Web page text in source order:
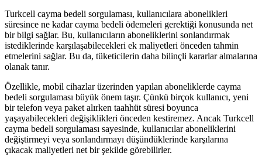
Turkcell cayma bedeli sorgulaması, kullanıcılara abonelikleri
süresince ne kadar cayma bedeli ödemeleri gerektiği konusunda net
bir bilgi sağlar. Bu, kullanıcıların aboneliklerini sonlandırmak
istediklerinde karşılaşabilecekleri ek maliyetleri önceden tahmin
etmelerini sağlar. Bu da, tüketicilerin daha bilinçli kararlar almalarına
olanak tanır.
Özellikle, mobil cihazlar üzerinden yapılan aboneliklerde cayma
bedeli sorgulaması büyük önem taşır. Çünkü birçok kullanıcı, yeni
bir telefon veya paket alırken taahhüt süresi boyunca
yaşayabilecekleri değişiklikleri önceden kestiremez. Ancak Turkcell
cayma bedeli sorgulaması sayesinde, kullanıcılar aboneliklerini
değiştirmeyi veya sonlandırmayı düşündüklerinde karşılarına
çıkacak maliyetleri net bir şekilde görebilirler.